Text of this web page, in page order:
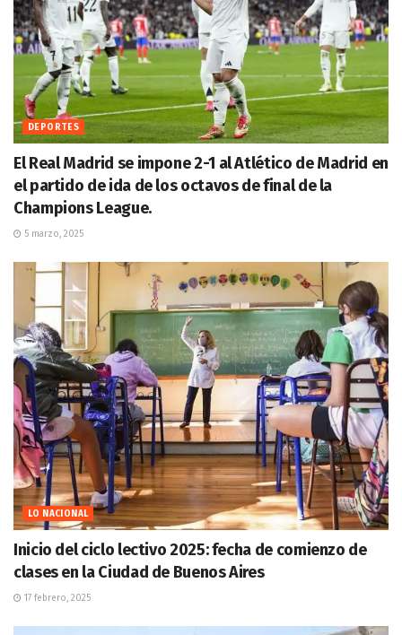
DEPORTES
El Real Madrid se impone 2-1 al Atlético de Madrid en
el partido de ida de los octavos de final de la
Champions League.
5 marzo, 2025
LO NACIONAL
Inicio del ciclo lectivo 2025: fecha de comienzo de
clases en la Ciudad de Buenos Aires
17 febrero, 2025